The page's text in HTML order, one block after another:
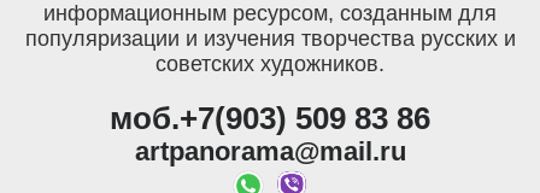
информационным ресурсом, созданным для
популяризации и изучения творчества русских и
советских художников.
моб.+7(903) 509 83 86
artpanorama@mail.ru